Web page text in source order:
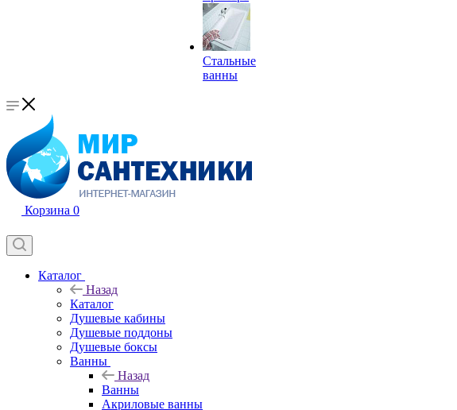
Стальные
ванны
Корзина 0
Каталог
Назад
Каталог
Душевые кабины
Душевые поддоны
Душевые боксы
Ванны
Назад
Ванны
Акриловые ванны